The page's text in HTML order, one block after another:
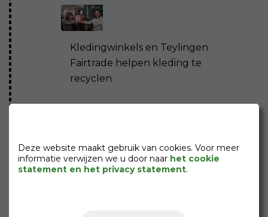
Kledingwinkels en Teylingen
Fairtrade helpen kleding te
recyclen
Deze website maakt gebruik van cookies. Voor meer
informatie verwijzen we u door naar het cookie
statement en het privacy statement.